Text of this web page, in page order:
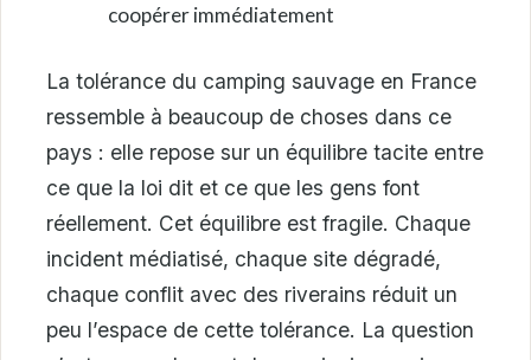
coopérer immédiatement
La tolérance du camping sauvage en France
ressemble à beaucoup de choses dans ce
pays : elle repose sur un équilibre tacite entre
ce que la loi dit et ce que les gens font
réellement. Cet équilibre est fragile. Chaque
incident médiatisé, chaque site dégradé,
chaque conflit avec des riverains réduit un
peu l’espace de cette tolérance. La question